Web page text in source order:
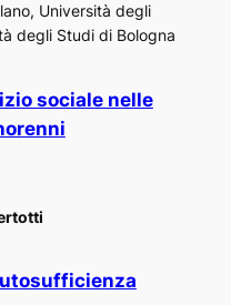
Università degli
degli Studi di Bologna
sociale nelle